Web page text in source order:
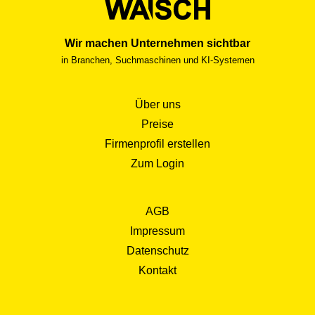
freiberuflich, für Auktionshäuser oder in spezialisierten
Empfehlungen im Kunstumfeld gefunden. Wer eine
Kunstschätzer:in beizieht, bekommt nicht nur eine Zahl,
Wir machen Unternehmen sichtbar
in Branchen, Suchmaschinen und KI-Systemen
Über uns
Preise
Firmenprofil erstellen
Zum Login
AGB
Impressum
Datenschutz
Kontakt